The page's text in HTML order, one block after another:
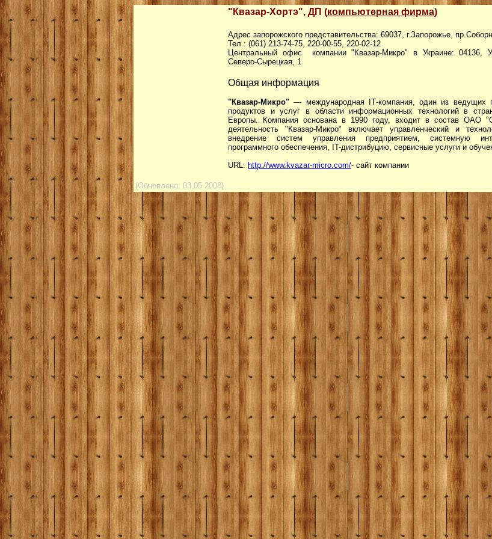
"Квазар-Хортэ", ДП (компьютерная фирма)
Адрес запорожского представительства: 69037, г.Запорожье,
Тел.: (061) 213-74-75, 220-00-55, 220-02-12
Центральный офис компании "Квазар-Микро" в Украине: 04136,
Северо-Сырецкая, 1
Общая информация
"Квазар-Микро" — международная IТ-компания, один из ведущих
продуктов и услуг в области информационных технологий в
Европы. Компания основана в 1990 году, входит в состав ОАО
деятельность "Квазар-Микро" включает управленческий и
внедрение систем управления предприятием, системную
программного обеспечения, IT-дистрибуцию, сервисные услуги и
URL: http://www.kvazar-micro.com/- сайт компании
(Обновлено: 03.05.2008)